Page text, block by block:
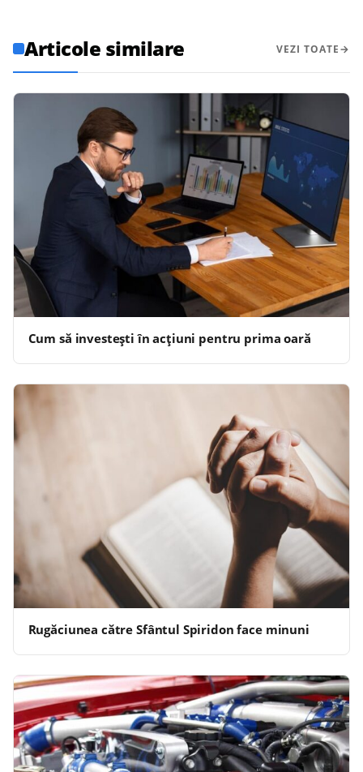
Articole similare VEZI TOATE
Cum să investești în acțiuni pentru prima oară
Rugăciunea către Sfântul Spiridon face minuni